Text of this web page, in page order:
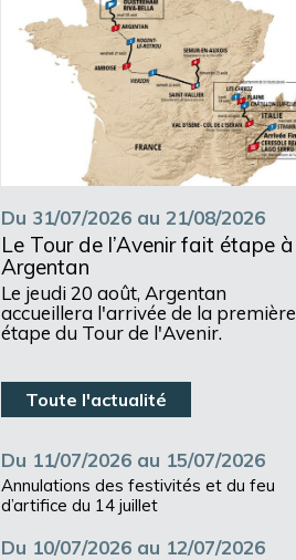
Du 31/07/2026 au 21/08/2026
Le Tour de l’Avenir fait étape à
Argentan
Le jeudi 20 août, Argentan
accueillera l'arrivée de la première
étape du Tour de l'Avenir.
Toute l'actualité
Du 11/07/2026 au 15/07/2026
Annulations des festivités et du feu
d’artifice du 14 juillet
Du 10/07/2026 au 12/07/2026